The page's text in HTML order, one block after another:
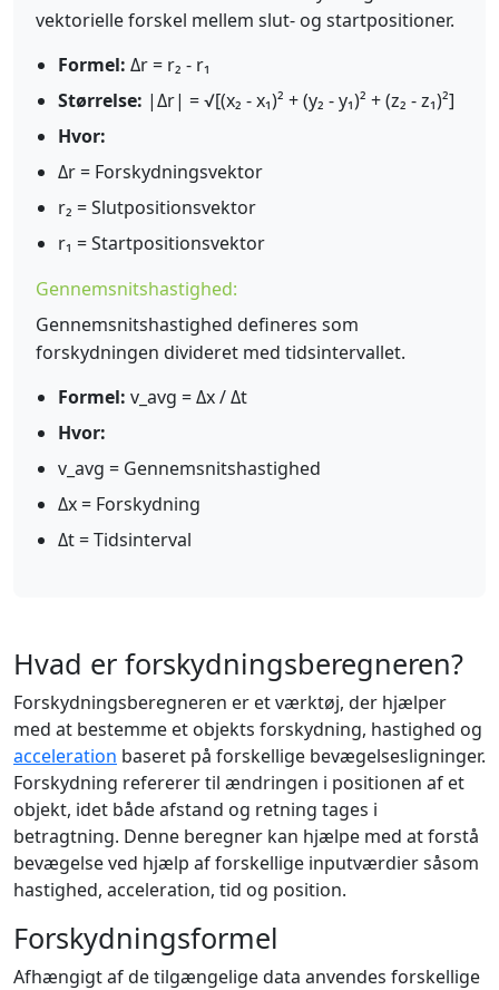
vektorielle forskel mellem slut- og startpositioner.
Formel: Δr = r₂ - r₁
Størrelse: |Δr| = √[(x₂ - x₁)² + (y₂ - y₁)² + (z₂ - z₁)²]
Hvor:
Δr = Forskydningsvektor
r₂ = Slutpositionsvektor
r₁ = Startpositionsvektor
Gennemsnitshastighed:
Gennemsnitshastighed defineres som
forskydningen divideret med tidsintervallet.
Formel: v_avg = Δx / Δt
Hvor:
v_avg = Gennemsnitshastighed
Δx = Forskydning
Δt = Tidsinterval
Hvad er forskydningsberegneren?
Forskydningsberegneren er et værktøj, der hjælper
med at bestemme et objekts forskydning, hastighed og
acceleration baseret på forskellige bevægelsesligninger.
Forskydning refererer til ændringen i positionen af et
objekt, idet både afstand og retning tages i
betragtning. Denne beregner kan hjælpe med at forstå
bevægelse ved hjælp af forskellige inputværdier såsom
hastighed, acceleration, tid og position.
Forskydningsformel
Afhængigt af de tilgængelige data anvendes forskellige